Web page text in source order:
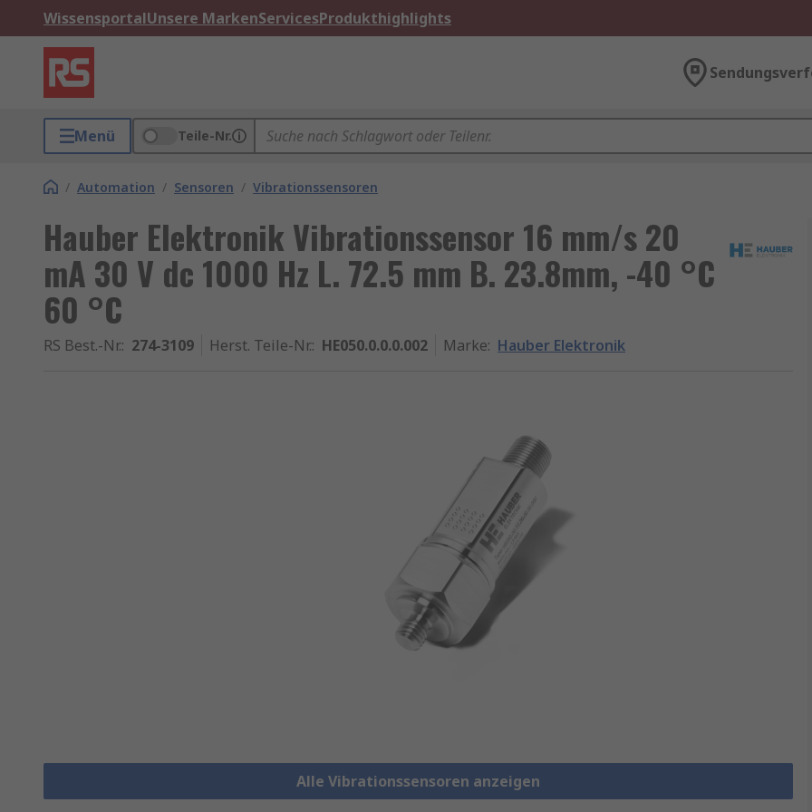
WissensportalUnsere MarkenServicesProdukthighlights
Menü Teile-Nr.
/ Automation / Sensoren / Vibrationssensoren
Hauber Elektronik Vibrationssensor 16 mm/s 20
mA 30 V dc 1000 Hz L. 72.5 mm B. 23.8mm, -40 °C
60 °C
RS Best.-Nr.: 274-3109 Herst. Teile-Nr.: HE050.0.0.0.002 Marke: Hauber Elektronik
Alle Vibrationssensoren anzeigen